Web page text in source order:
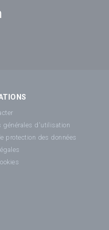
générales d'utilisation
protection des données